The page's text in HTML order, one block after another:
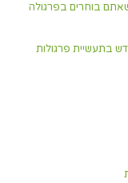
בוחרים בפרגולה
בתעשיית פרגולות